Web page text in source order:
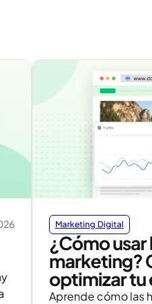
Marketing Digital
¿Cómo usar
marketing?
optimizar tu
Aprende cómo las